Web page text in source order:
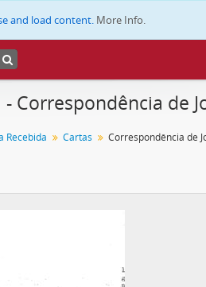
and load content. More Info.
Correspondência de
Recebida Cartas Correspondência de